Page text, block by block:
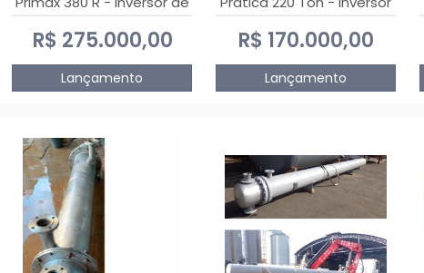
frequência NR 12
R$ 275.000,00
Lançamento
de frequência NR 12
R$ 170.000,00
Lançamento